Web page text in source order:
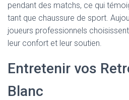
pendant des matchs, ce qui
tant que chaussure de sport.
joueurs professionnels
leur confort et leur soutien.
Entretenir vos
Blanc